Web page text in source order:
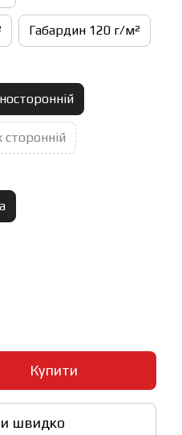
Габардин 120 г/м²
сторонній
Купити
швидко